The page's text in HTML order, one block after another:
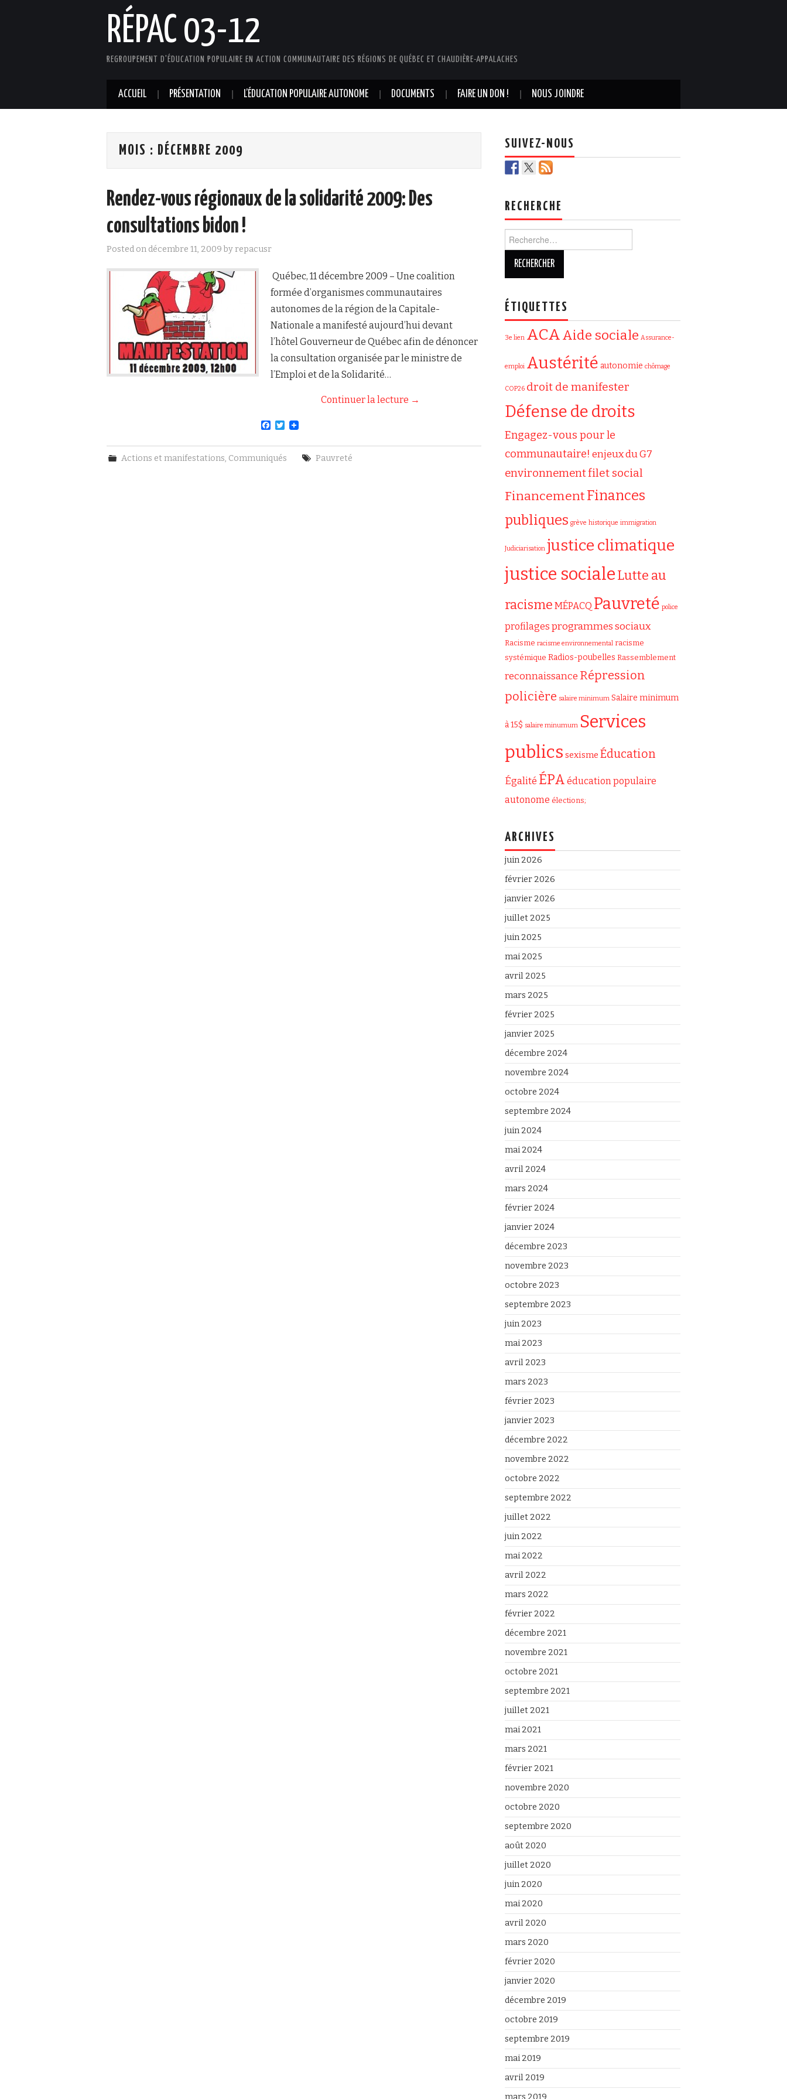
RÉPAC 03-12
REGROUPEMENT D'ÉDUCATION POPULAIRE EN ACTION COMMUNAUTAIRE DES RÉGIONS DE QUÉBEC ET CHAUDIÈRE-APPALACHES
ACCUEIL PRÉSENTATION L’ÉDUCATION POPULAIRE AUTONOME DOCUMENTS FAIRE UN DON ! NOUS JOINDRE
MOIS : DÉCEMBRE 2009
Rendez-vous régionaux de la solidarité 2009: Des
consultations bidon !
Posted on décembre 11, 2009 byrepacusr
Québec, 11 décembre 2009 – Une coalition
formée d’organismes communautaires
autonomes de la région de la Capitale-
Nationale a manifesté aujourd’hui devant
l’hôtel Gouverneur de Québec afin de dénoncer
la consultation organisée par le ministre de
l’Emploi et de la Solidarité…
Continuer la lecture →
F
c
b
T
i
t
Actions et manifestations, Communiqués Pauvreté
SUIVEZ-NOUS
RECHERCHE
ÉTIQUETTES
3e lien ACAAide sociale Assurance-
emploi Austérité autonomie chômage
COP26 droit de manifester
Défense de droits
Engagez-vous pour le
communautaire! enjeux du G7
environnementfilet social
FinancementFinances
publiques grève historique immigration
Judiciarisation justice climatique
justice socialeLutte au
racisme MÉPACQ Pauvreté police
profilages programmes sociaux
Racisme racisme environnemental racisme
systémique Radios-poubelles Rassemblement
reconnaissance Répression
policière salaire minimum Salaire minimum
à 15$ salaire minumum Services
publics sexisme Éducation
Égalité ÉPA éducation populaire
autonome élections;
ARCHIVES
juin 2026
février 2026
janvier 2026
juillet 2025
juin 2025
mai 2025
avril 2025
mars 2025
février 2025
janvier 2025
décembre 2024
novembre 2024
octobre 2024
septembre 2024
juin 2024
mai 2024
avril 2024
mars 2024
février 2024
janvier 2024
décembre 2023
novembre 2023
octobre 2023
septembre 2023
juin 2023
mai 2023
avril 2023
mars 2023
février 2023
janvier 2023
décembre 2022
novembre 2022
octobre 2022
septembre 2022
juillet 2022
juin 2022
mai 2022
avril 2022
mars 2022
février 2022
décembre 2021
novembre 2021
octobre 2021
septembre 2021
juillet 2021
mai 2021
mars 2021
février 2021
novembre 2020
octobre 2020
septembre 2020
août 2020
juillet 2020
juin 2020
mai 2020
avril 2020
mars 2020
février 2020
janvier 2020
décembre 2019
octobre 2019
septembre 2019
mai 2019
avril 2019
mars 2019